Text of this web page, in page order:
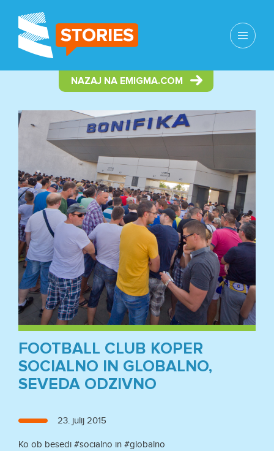
GRADNIKI
NAZAJ NA EMIGMA.COM
FOOTBALL CLUB KOPER
SOCIALNO IN GLOBALNO,
SEVEDA ODZIVNO
Objavljeno
23. julij 2015
Ko ob besedi #socialno in #globalno